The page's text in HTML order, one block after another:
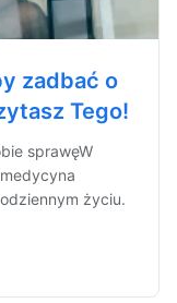
zadbać o
Tego!
sprawęW
życiu.